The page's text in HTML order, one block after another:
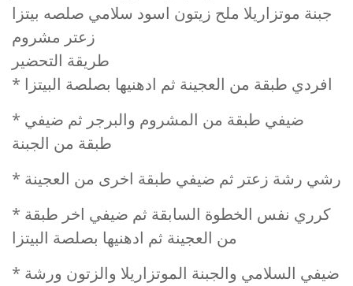
جبنة موتزاريلا ملح زيتون اسود سلامي صلصه بيتزا
زعتر مشروم
طريقة التحضير
* افردي طبقة من العجينة ثم ادهنيها بصلصة البيتزا
* ضيفي طبقة من المشروم والبرجر ثم ضيفي
طبقة من الجبنة
* رشي رشة زعتر ثم ضيفي طبقة اخرى من العجينة
* كرري نفس الخطوة السابقة ثم ضيفي اخر طبقة
من العجينة ثم ادهنيها بصلصة البيتزا
* ضيفي السلامي والجبنة الموتزاريلا والزتون ورشة